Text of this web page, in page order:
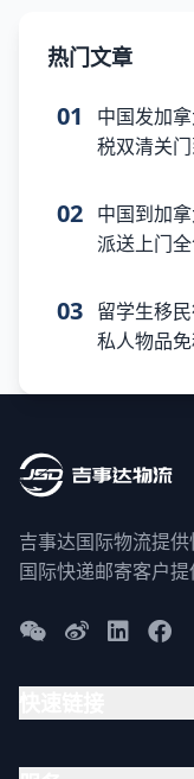
热门文章
01
中国发加
税双清关
02 中国到加
派送上门
03 留学生移
私人物品
吉事达国际物流提
国际快递邮寄客户提